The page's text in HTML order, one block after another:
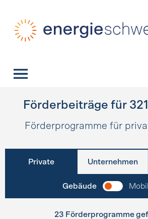
Förderbeiträge für
Förderprogramme für
Private Unternehmen
Gebäude
23 Förderprogramme